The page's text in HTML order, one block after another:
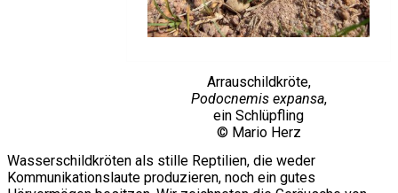
Arrauschildkröte,
Podocnemis expansa,
ein Schlüpfling
© Mario Herz
Wasserschildkröten als stille Reptilien, die weder
Kommunikationslaute produzieren, noch ein gutes